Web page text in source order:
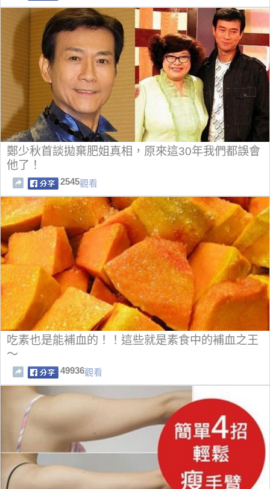
鄭少秋首談拋棄肥姐真相，原來這30年我們都誤會
他了！
2545觀看
吃素也是能補血的！！這些就是素食中的補血之王
～
49936觀看